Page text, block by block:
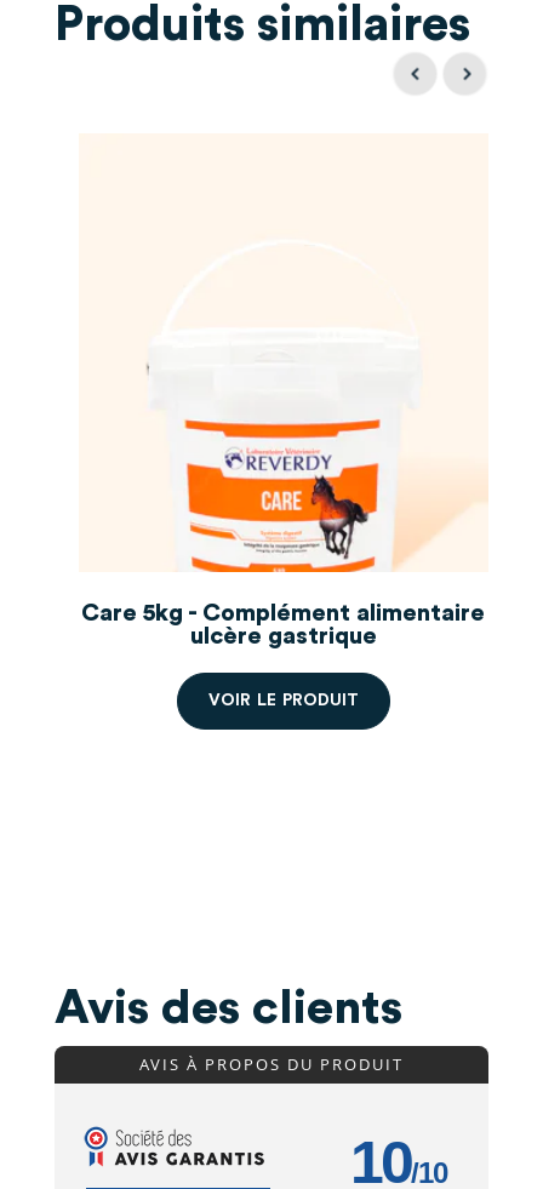
Produits similaires
Care 5kg - Complément alimentaire
ulcère gastrique
VO R LE PRO DU T
Avis des clients
AVIS À PROPOS DU PRODUIT
10/10